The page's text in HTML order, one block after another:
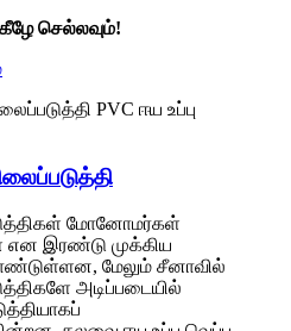
செல்லவும்!
மோனோமர்கள்
இரண்டு முக்கிய
மேலும் சீனாவில்
அடிப்படையில்